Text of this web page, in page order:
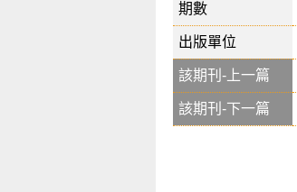
期數
出版單位
該期刊-上一篇
該期刊-下一篇